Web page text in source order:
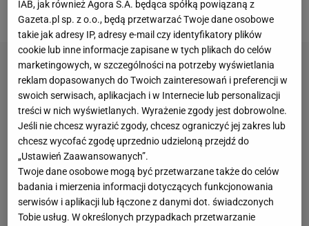
Zawiercie.
IAB, jak również Agora S.A. będąca spółką powiązaną z
Gazeta.pl sp. z o.o., będą przetwarzać Twoje dane osobowe
takie jak adresy IP, adresy e-mail czy identyfikatory plików
cookie lub inne informacje zapisane w tych plikach do celów
marketingowych, w szczególności na potrzeby wyświetlania
reklam dopasowanych do Twoich zainteresowań i preferencji w
swoich serwisach, aplikacjach i w Internecie lub personalizacji
treści w nich wyświetlanych. Wyrażenie zgody jest dobrowolne.
Jeśli nie chcesz wyrazić zgody, chcesz ograniczyć jej zakres lub
chcesz wycofać zgodę uprzednio udzieloną przejdź do
„Ustawień Zaawansowanych”.
Twoje dane osobowe mogą być przetwarzane także do celów
badania i mierzenia informacji dotyczących funkcjonowania
serwisów i aplikacji lub łączone z danymi dot. świadczonych
Tobie usług. W określonych przypadkach przetwarzanie